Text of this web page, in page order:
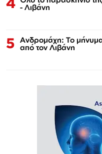
- Λιβάνη
5 Ανδρομάχη: Το
από τον Λιβάνη